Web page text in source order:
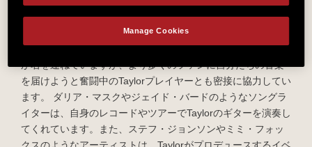
にしています。 私たちのパートナー・ミュージシャンには、
テイラー・スウィフト、ケイティ・ペリー、ザック・ブラウ
ン、ジェイソン・ムラーズといった現代の大物アーティスト
が名を連ねていますが、より多くのファンに自分たちの音楽
を届けようと奮闘中のTaylorプレイヤーとも密接に協力してい
ます。 ダリア・マスクやジェイド・バードのようなソングラ
イターは、自身のレコードやツアーでTaylorのギターを演奏し
てくれています。また、ステフ・ジョンソンやミミ・フォッ
Manage Cookies